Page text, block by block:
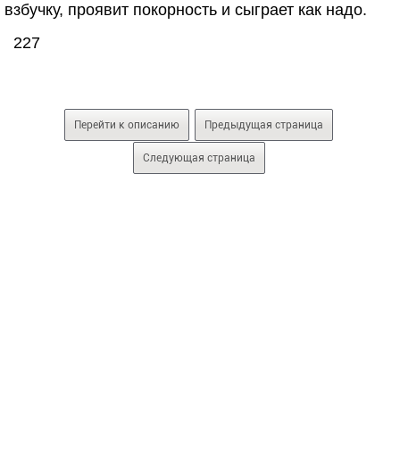
взбучку, проявит покорность и сыграет как надо.
227
Перейти к описанию Предыдущая страница
Следующая страница